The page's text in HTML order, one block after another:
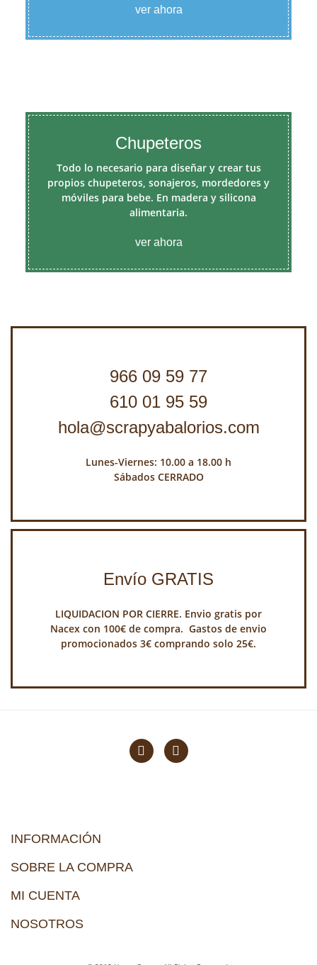
ver ahora
Chupeteros
Todo lo necesario para diseñar y crear tus
propios chupeteros, sonajeros, mordedores y
móviles para bebe. En madera y silicona
alimentaria.
ver ahora
966 09 59 77
610 01 95 59
hola@scrapyabalorios.com
Lunes-Viernes: 10.00 a 18.00 h
Sábados CERRADO
Envío GRATIS
LIQUIDACION POR CIERRE. Envio gratis por
Nacex con 100€ de compra. Gastos de envio
promocionados 3€ comprando solo 25€.
INFORMACIÓN
SOBRE LA COMPRA
MI CUENTA
NOSOTROS